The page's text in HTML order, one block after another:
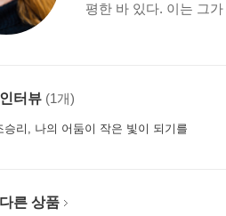
평한 바 있다. 이는 그
터뷰 (1개)
승리, 나의 어둠이 작은 빛이 되기를
른 상품